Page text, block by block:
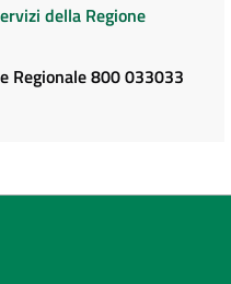
della Regione
Regionale 800 033033